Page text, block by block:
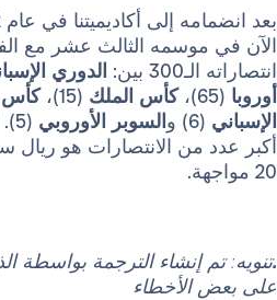
أكاديميتنا في عام 2002، يشارك
الثالث عشر مع الفريق
الدوري الإسباني(201)،
كأس الملك(15)، كأس العالم
السوبر الأوروبي
(5). الفريق
الترجمة بواسطة الذكاء